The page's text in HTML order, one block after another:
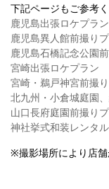
下記ページもご参考く
鹿児島出張ロケプラン
鹿児島異人館前撮り
鹿児島石橋記念公園
宮崎出張ロケプラン
宮崎・鵜戸神宮前撮
北九州・小倉城庭園
山口長府庭園前撮り
神社挙式和装レンタ
※撮影場所により店舗